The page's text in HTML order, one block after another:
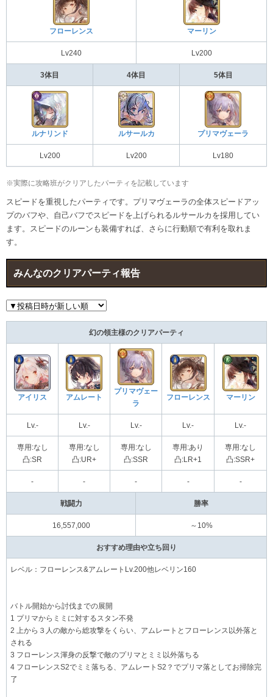
フローレンス マーリン
Lv240 Lv200
3体目 4体目 5体目
ルナリンド ルサールカ プリマヴェーラ
Lv200 Lv200 Lv180
※実際に攻略班がクリアしたパーティを記載しています
スピードを重視したパーティです。プリマヴェーラの全体スピードアッ
プのバフや、自己バフでスピードを上げられるルサールカを採用してい
ます。スピードのルーンも装備すれば、さらに行動順で有利を取れま
す。
みんなのクリアパーティ報告
幻の領主様のクリアパーティ
アイリス アムレート
プリマヴェー
ラ
フローレンス マーリン
Lv.- Lv.- Lv.- Lv.- Lv.-
専用:なし
凸:SR
専用:なし
凸:UR+
専用:なし
凸:SSR
専用:あり
凸:LR+1
専用:なし
凸:SSR+
- - - - -
戦闘力 勝率
16,557,000 ～10%
おすすめ理由や立ち回り
レベル：フローレンス&アムレートLv.200他レベリン160
バトル開始から討伐までの展開
1 プリマからミミに対するスタン不発
2 上から３人の敵から総攻撃をくらい、アムレートとフローレンス以外落と
される
3 フローレンス渾身の反撃で敵のプリマとミミ以外落ちる
4 フローレンスS2でミミ落ちる、アムレートS2？でプリマ落としてお掃除完
了